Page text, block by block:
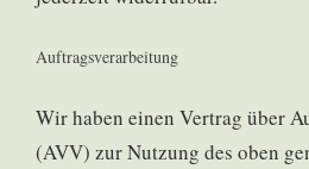
Auftragsverarbeitung
Wir haben einen Vertrag über
(AVV) zur Nutzung des oben